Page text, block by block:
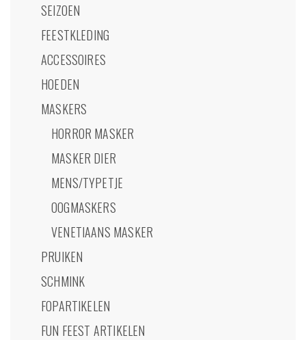
SEIZOEN
FEESTKLEDING
ACCESSOIRES
HOEDEN
MASKERS
HORROR MASKER
MASKER DIER
MENS/TYPETJE
OOGMASKERS
VENETIAANS MASKER
PRUIKEN
SCHMINK
FOPARTIKELEN
FUN FEEST ARTIKELEN